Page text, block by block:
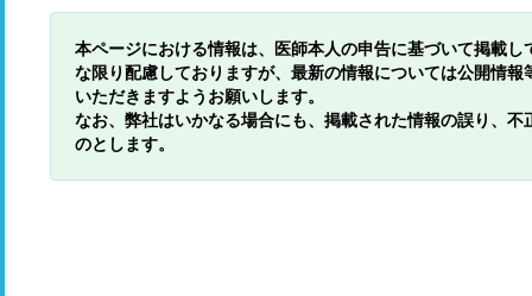
本ページにおける情報は、医師本人の申告に基づいて掲載
な限り配慮しておりますが、最新の情報については公開情
いただきますようお願いします。
なお、弊社はいかなる場合にも、掲載された情報の誤り、
のとします。